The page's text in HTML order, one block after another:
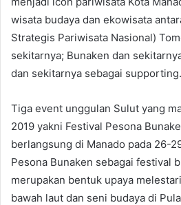
wisata budaya dan ekowisata
Strategis Pariwisata Nasional)
sekitarnya; Bunaken dan
dan sekitarnya sebagai supporting.
Tiga event unggulan Sulut yang
2019 yakni Festival Pesona
berlangsung di Manado pada 26-
Pesona Bunaken sebagai festival
merupakan bentuk upaya
bawah laut dan seni budaya di